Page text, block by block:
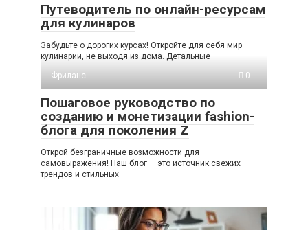
Путеводитель по онлайн-ресурсам
для кулинаров
Забудьте о дорогих курсах! Откройте для себя мир
кулинарии, не выходя из дома. Детальные
Фриланс
0
Пошаговое руководство по
созданию и монетизации fashion-
блога для поколения Z
Открой безграничные возможности для
самовыражения! Наш блог — это источник свежих
трендов и стильных